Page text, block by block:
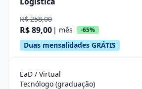
R$ 258,00
R$ 89,00 | mês -65%
Duas mensalidades GRÁTIS
EaD / Virtual
Tecnólogo (graduação)